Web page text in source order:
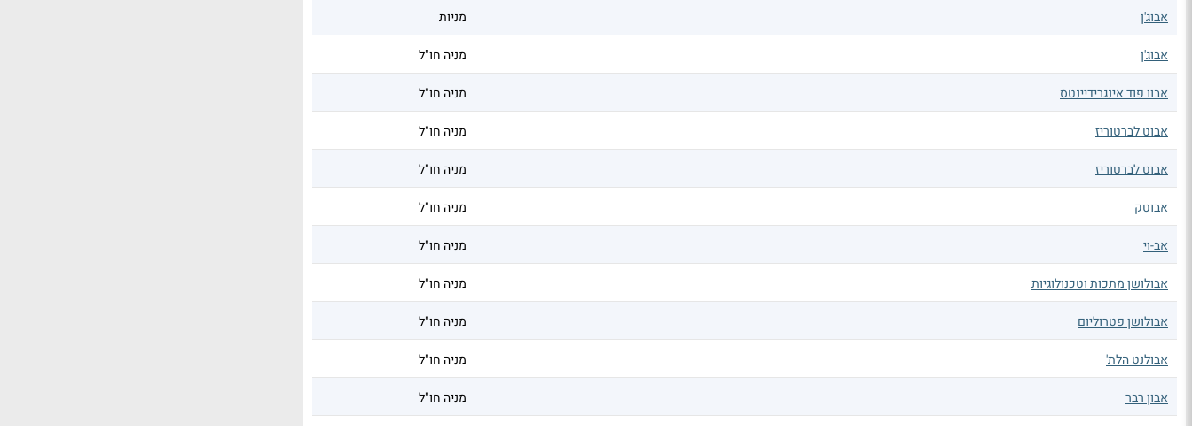
אבוג'ן מניות
אבוג'ן מניה חו"ל
אבוו פוד אינגרידיינטס מניה חו"ל
אבוט לברטוריז מניה חו"ל
אבוט לברטוריז מניה חו"ל
אבוטק מניה חו"ל
אב-וי מניה חו"ל
אבולושן מתכות וטכנולוגיות מניה חו"ל
אבולושן פטרוליום מניה חו"ל
אבולנט הלת' מניה חו"ל
אבון רבר מניה חו"ל